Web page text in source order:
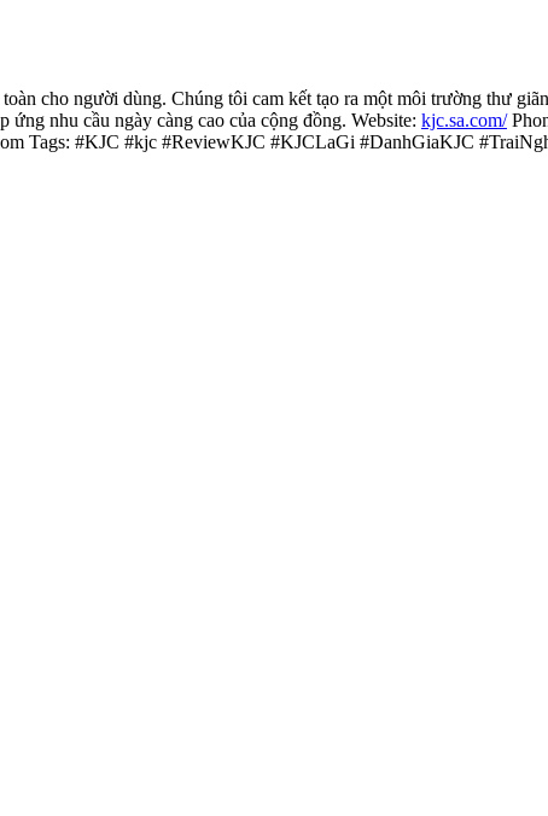
cho người dùng. Chúng tôi cam kết tạo ra một môi trường thư
nhu cầu ngày càng cao của cộng đồng. Website: kjc.sa.com/
Tags: #KJC #kjc #ReviewKJC #KJCLaGi #DanhGiaKJC